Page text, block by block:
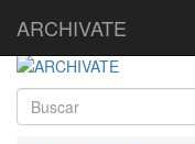
ARCHIVATE